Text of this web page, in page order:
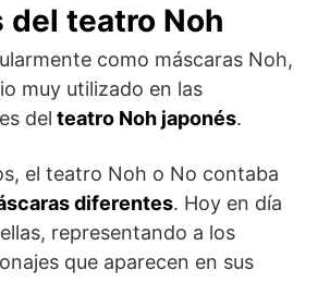
del teatro Noh
como máscaras Noh,
muy utilizado en las
del teatro Noh japonés.
el teatro Noh o No contaba
diferentes. Hoy en día
representando a los
que aparecen en sus